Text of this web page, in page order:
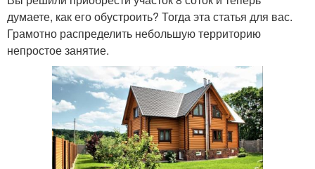
думаете, как его обустроить? Тогда эта статья для вас.
Грамотно распределить небольшую территорию
непростое занятие.